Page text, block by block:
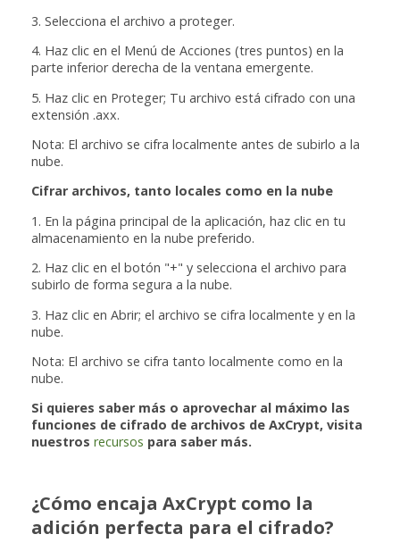
3. Selecciona el archivo a proteger.
4. Haz clic en el Menú de Acciones (tres puntos) en la
parte inferior derecha de la ventana emergente.
5. Haz clic en Proteger; Tu archivo está cifrado con una
extensión .axx.
Nota: El archivo se cifra localmente antes de subirlo a la
nube.
Cifrar archivos, tanto locales como en la nube
1. En la página principal de la aplicación, haz clic en tu
almacenamiento en la nube preferido.
2. Haz clic en el botón "+" y selecciona el archivo para
subirlo de forma segura a la nube.
3. Haz clic en Abrir; el archivo se cifra localmente y en la
nube.
Nota: El archivo se cifra tanto localmente como en la
nube.
Si quieres saber más o aprovechar al máximo las
funciones de cifrado de archivos de AxCrypt, visita
nuestros recursos para saber más.
¿Cómo encaja AxCrypt como la
adición perfecta para el cifrado?